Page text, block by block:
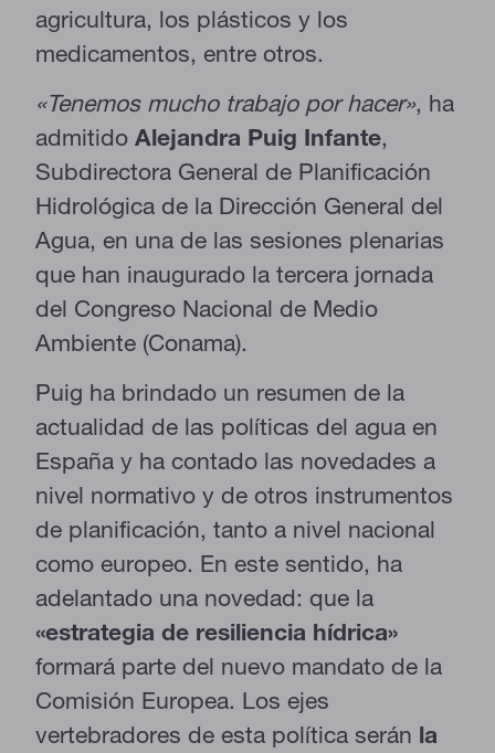
agricultura, los plásticos y los
medicamentos, entre otros.
«Tenemos mucho trabajo por hacer», ha
admitido Alejandra Puig Infante,
Subdirectora General de Planificación
Hidrológica de la Dirección General del
Agua, en una de las sesiones plenarias
que han inaugurado la tercera jornada
del Congreso Nacional de Medio
Ambiente (Conama).
Puig ha brindado un resumen de la
actualidad de las políticas del agua en
España y ha contado las novedades a
nivel normativo y de otros instrumentos
de planificación, tanto a nivel nacional
como europeo. En este sentido, ha
adelantado una novedad: que la
«estrategia de resiliencia hídrica»
formará parte del nuevo mandato de la
Comisión Europea. Los ejes
vertebradores de esta política serán la